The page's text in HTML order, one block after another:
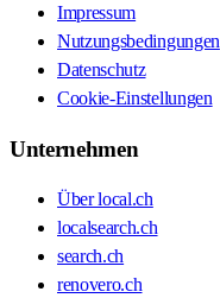
Impressum
Nutzungsbedingungen
Datenschutz
Cookie-Einstellungen
Unternehmen
Über local.ch
localsearch.ch
search.ch
renovero.ch